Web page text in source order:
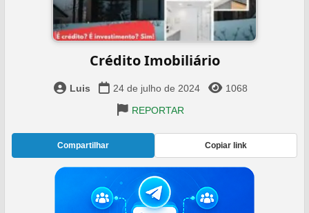
Crédito Imobiliário
Luis 24 de julho de 2024
1068
REPORTAR
Compartilhar Copiar link